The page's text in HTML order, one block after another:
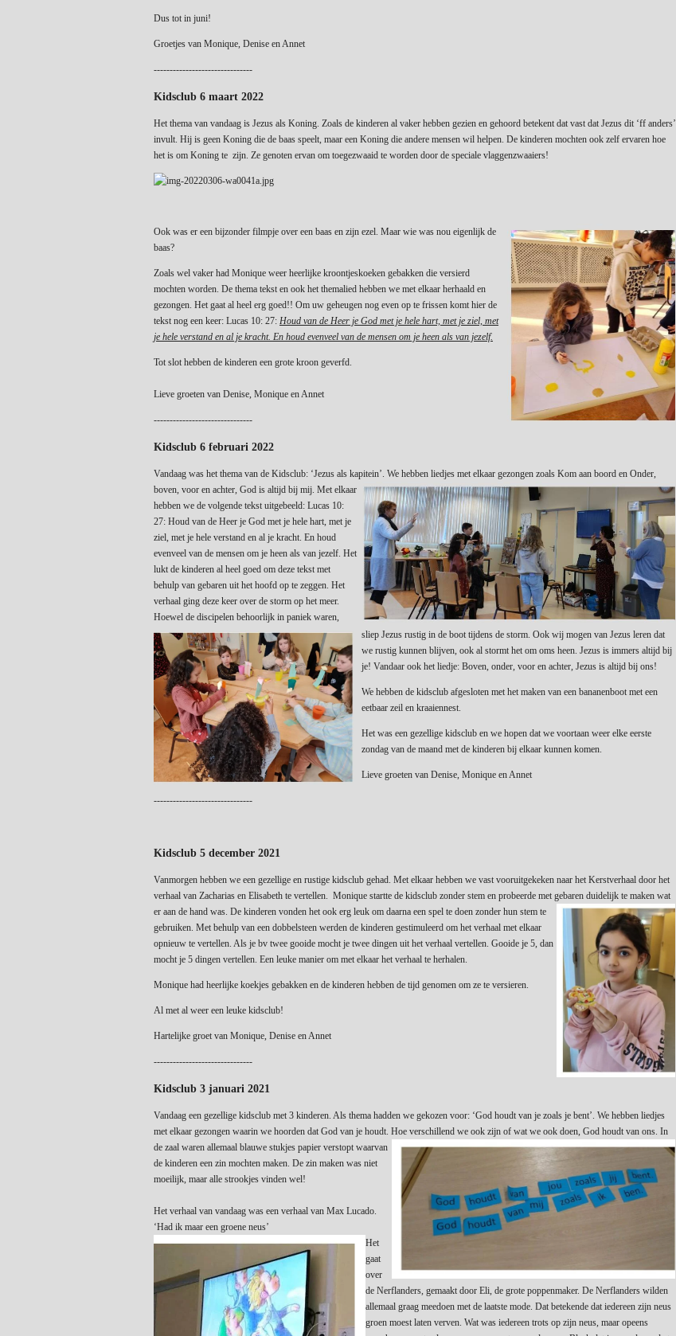
Dus tot in juni!
Groetjes van Monique, Denise en Annet
-------------------------------
Kidsclub 6 maart 2022
Het thema van vandaag is Jezus als Koning. Zoals de kinderen al vaker hebben gezien en gehoord betekent dat vast dat Jezus dit ‘ff anders’
invult. Hij is geen Koning die de baas speelt, maar een Koning die andere mensen wil helpen. De kinderen mochten ook zelf ervaren hoe
het is om Koning te zijn. Ze genoten ervan om toegezwaaid te worden door de speciale vlaggenzwaaiers!
Ook was er een bijzonder filmpje over een baas en zijn ezel. Maar wie was nou eigenlijk de
baas?
Zoals wel vaker had Monique weer heerlijke kroontjeskoeken gebakken die versierd
mochten worden. De thema tekst en ook het themalied hebben we met elkaar herhaald en
gezongen. Het gaat al heel erg goed!! Om uw geheugen nog even op te frissen komt hier de
tekst nog een keer: Lucas 10: 27: Houd van de Heer je God met je hele hart, met je ziel, met
je hele verstand en al je kracht. En houd evenveel van de mensen om je heen als van jezelf.
Tot slot hebben de kinderen een grote kroon geverfd.
Lieve groeten van Denise, Monique en Annet
-------------------------------
Kidsclub 6 februari 2022
Vandaag was het thema van de Kidsclub: ‘Jezus als kapitein’. We hebben liedjes met elkaar gezongen zoals Kom aan boord en Onder,
boven, voor en achter, God is altijd bij mij. Met elkaar
hebben we de volgende tekst uitgebeeld: Lucas 10:
27: Houd van de Heer je God met je hele hart, met je
ziel, met je hele verstand en al je kracht. En houd
evenveel van de mensen om je heen als van jezelf. Het
lukt de kinderen al heel goed om deze tekst met
behulp van gebaren uit het hoofd op te zeggen. Het
verhaal ging deze keer over de storm op het meer.
Hoewel de discipelen behoorlijk in paniek waren,
sliep Jezus rustig in de boot tijdens de storm. Ook wij mogen van Jezus leren dat
we rustig kunnen blijven, ook al stormt het om oms heen. Jezus is immers altijd bij
je! Vandaar ook het liedje: Boven, onder, voor en achter, Jezus is altijd bij ons!
We hebben de kidsclub afgesloten met het maken van een bananenboot met een
eetbaar zeil en kraaiennest.
Het was een gezellige kidsclub en we hopen dat we voortaan weer elke eerste
zondag van de maand met de kinderen bij elkaar kunnen komen.
Lieve groeten van Denise, Monique en Annet
-------------------------------
Kidsclub 5 december 2021
Vanmorgen hebben we een gezellige en rustige kidsclub gehad. Met elkaar hebben we vast vooruitgekeken naar het Kerstverhaal door het
verhaal van Zacharias en Elisabeth te vertellen. Monique startte de kidsclub zonder stem en probeerde met gebaren duidelijk te maken wat
er aan de hand was. De kinderen vonden het ook erg leuk om daarna een spel te doen zonder hun stem te
gebruiken. Met behulp van een dobbelsteen werden de kinderen gestimuleerd om het verhaal met elkaar
opnieuw te vertellen. Als je bv twee gooide mocht je twee dingen uit het verhaal vertellen. Gooide je 5, dan
mocht je 5 dingen vertellen. Een leuke manier om met elkaar het verhaal te herhalen.
Monique had heerlijke koekjes gebakken en de kinderen hebben de tijd genomen om ze te versieren.
Al met al weer een leuke kidsclub!
Hartelijke groet van Monique, Denise en Annet
-------------------------------
Kidsclub 3 januari 2021
Vandaag een gezellige kidsclub met 3 kinderen. Als thema hadden we gekozen voor: ‘God houdt van je zoals je bent’. We hebben liedjes
met elkaar gezongen waarin we hoorden dat God van je houdt. Hoe verschillend we ook zijn of wat we ook doen, God houdt van ons. In
de zaal waren allemaal blauwe stukjes papier verstopt waarvan
de kinderen een zin mochten maken. De zin maken was niet
moeilijk, maar alle strookjes vinden wel!
Het verhaal van vandaag was een verhaal van Max Lucado.
‘Had ik maar een groene neus’
Het
gaat
over
de Nerflanders, gemaakt door Eli, de grote poppenmaker. De Nerflanders wilden
allemaal graag meedoen met de laatste mode. Dat betekende dat iedereen zijn neus
groen moest laten verven. Wat was iedereen trots op zijn neus, maar opeens